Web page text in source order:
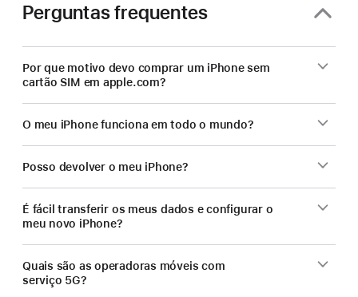
Perguntas frequentes
Por que motivo devo comprar um iPhone sem
cartão SIM em apple.com?
O meu iPhone funciona em todo o mundo?
Posso devolver o meu iPhone?
É fácil transferir os meus dados e configurar o
meu novo iPhone?
Quais são as operadoras móveis com
serviço 5G?